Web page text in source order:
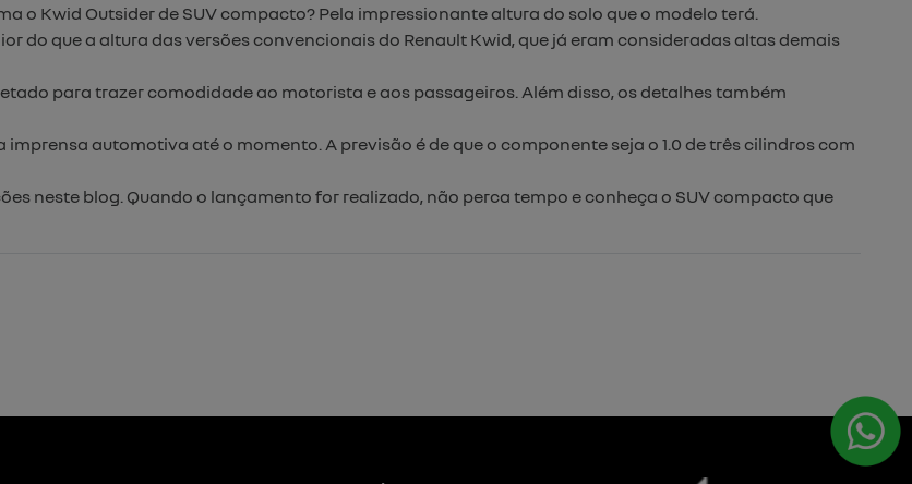
o Kwid Outsider de SUV compacto? Pela impressionante altura do solo que o modelo terá.
do que a altura das versões convencionais do Renault Kwid, que já eram consideradas altas demais
para trazer comodidade ao motorista e aos passageiros. Além disso, os detalhes também
automotiva até o momento. A previsão é de que o componente seja o 1.0 de três cilindros com
neste blog. Quando o lançamento for realizado, não perca tempo e conheça o SUV compacto que